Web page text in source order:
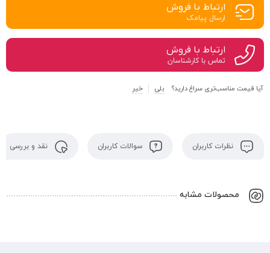
ارتباط با فروش
ارسال پیامک
ارتباط با فروش
تماس با کارشناسان
آیا قیمت مناسب‌تری سراغ دارید؟ بلی خیر
نظرات کاربران سوالات کاربران نقد و بررسی
محصولات مشابه